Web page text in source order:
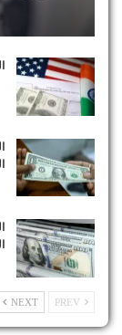
NEXT